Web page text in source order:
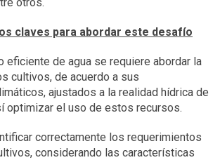
claves para abordar este desafío
eficiente de agua se requiere abordar la
cultivos, de acuerdo a sus
ajustados a la realidad hídrica de
optimizar el uso de estos recursos.
correctamente los requerimientos
considerando las características